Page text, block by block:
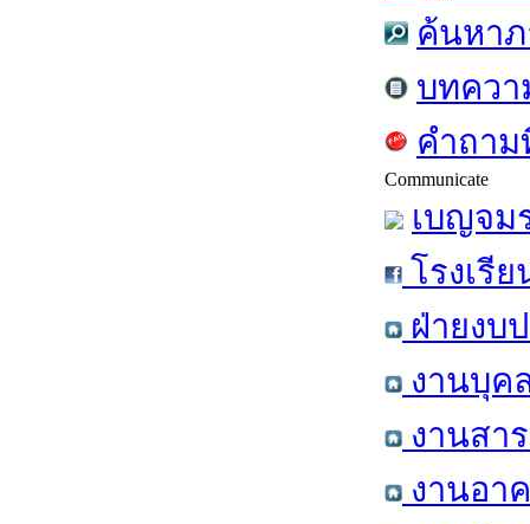
ค้นหาภ
บทควา
คำถา
Communicate
เบญจม
โรงเรี
ฝ่ายงบ
งานบุค
งานสา
งานอา